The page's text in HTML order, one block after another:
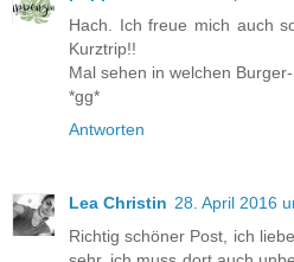
Hach. Ich freue mich auch
Kurztrip!!
Mal sehen in welchen
*gg*
Antworten
Lea Christin 28. April 2016
Richtig schöner Post, ich